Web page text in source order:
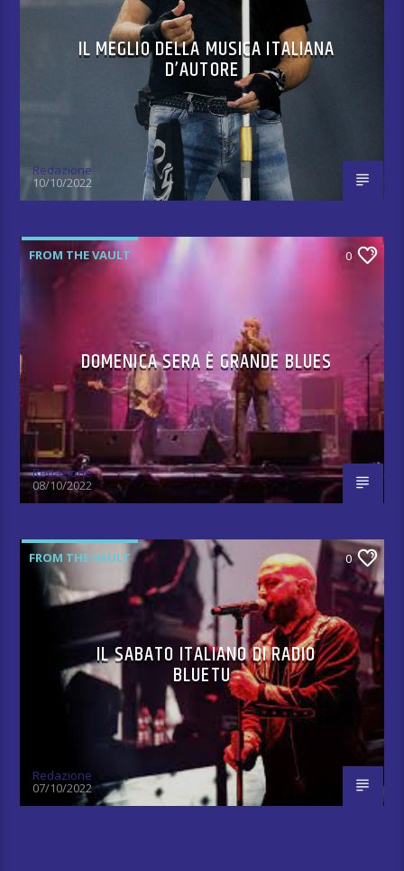
IL MEGLIO DELLA MUSICA ITALIANA
D’AUTORE
Redazione
10/10/2022
FROM THE VAULT 0
DOMENICA SERA È GRANDE BLUES
Redazione
08/10/2022
FROM THE VAULT 0
IL SABATO ITALIANO DI RADIO
BLUETU
Redazione
07/10/2022